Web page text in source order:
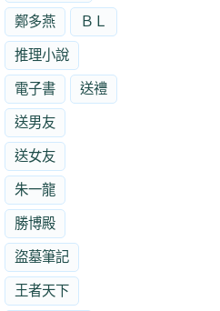
鄭多燕 ＢＬ
推理小說
電子書 送禮
送男友
送女友
朱一龍
勝博殿
盜墓筆記
王者天下